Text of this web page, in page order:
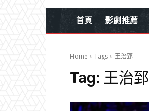
首頁 影劇推薦
Home Tags 王治郅
Tag: 王治郅